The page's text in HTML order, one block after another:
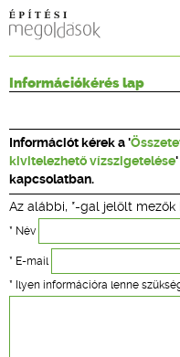
CPR
Információkérés lap
Információt kérek a '
kivitelezhető vízszigetelése'
kapcsolatban.
Az alábbi, *-gal jelölt mezők
* Név
* E-mail
* Ilyen információra lenne